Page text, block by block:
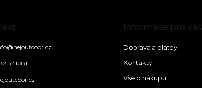
@nejoutdoor.cz
341 581
Informace pro vás
Doprava a platby
Kontakty
Vše o nákupu